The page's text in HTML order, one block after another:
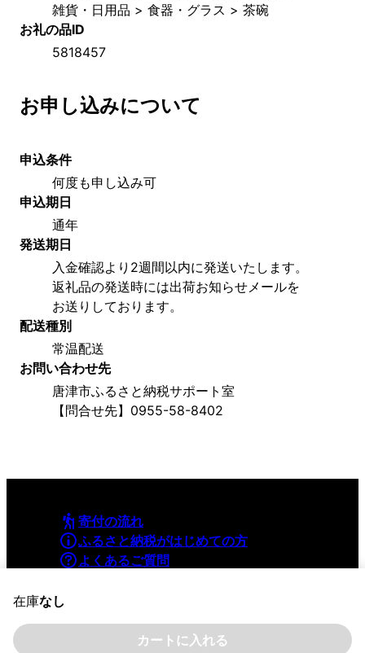
在庫なし
カートに入れる
雑貨・日用品 > 食器・グラス > 茶碗
お礼の品ID
5818457
お申し込みについて
申込条件
何度も申し込み可
申込期日
通年
発送期日
入金確認より2週間以内に発送いたします。
返礼品の発送時には出荷お知らせメールを
お送りしております。
配送種別
常温配送
お問い合わせ先
唐津市ふるさと納税サポート室
【問合せ先】0955-58-8402
寄付の流れ
ふるさと納税がはじめての方
よくあるご質問
©YAMAPInc. ALL RIGHTS RESERVED.